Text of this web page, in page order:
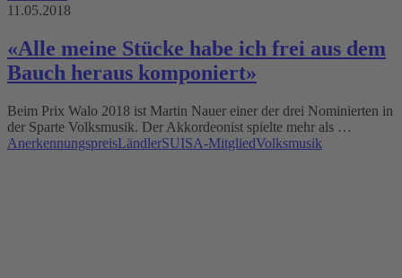
11.05.2018
«Alle meine Stücke habe ich frei aus dem
Bauch heraus komponiert»
Beim Prix Walo 2018 ist Martin Nauer einer der drei Nominierten in
der Sparte Volksmusik. Der Akkordeonist spielte mehr als …
AnerkennungspreisLändlerSUISA-MitgliedVolksmusik